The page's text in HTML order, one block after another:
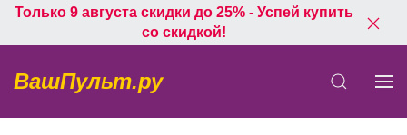
Только 9 августа скидки до 25% - Успей купить
со скидкой!
ВашПульт.ру